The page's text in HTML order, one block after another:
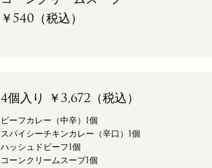
￥540（税込）
4個入り ￥3,672（税込）
ビーフカレー（中辛）1個
スパイシーチキンカレー（辛口）1個
ハッシュドビーフ1個
コーンクリームスープ1個